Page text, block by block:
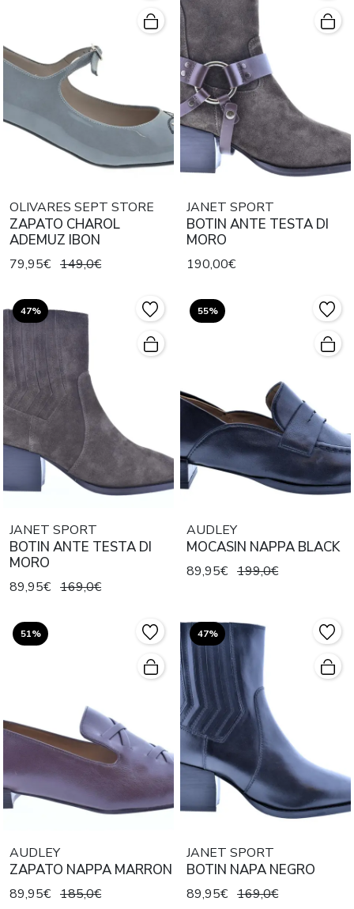
OLIVARES SEPT STORE
ZAPATO CHAROL
ADEMUZ IBON
79,95€ 149,0€
JANET SPORT
BOTIN ANTE TESTA DI
MORO
190,00€
47%
JANET SPORT
BOTIN ANTE TESTA DI
MORO
89,95€ 169,0€
55%
AUDLEY
MOCASIN NAPPA BLACK
89,95€ 199,0€
51%
AUDLEY
ZAPATO NAPPA MARRON
89,95€ 185,0€
47%
JANET SPORT
BOTIN NAPA NEGRO
89,95€ 169,0€